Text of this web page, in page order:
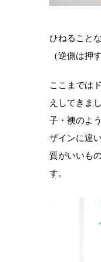
ひねること
（逆側は押
ここまでは
えしてきま
子・襖のよ
ザインに違
質がいいも
す。